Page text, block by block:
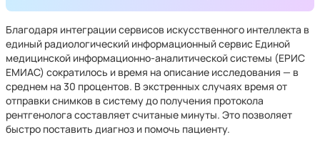
Благодаря интеграции сервисов искусственного интеллекта в
единый радиологический информационный сервис Единой
медицинской информационно-аналитической системы (ЕРИС
ЕМИАС) сократилось и время на описание исследования — в
среднем на 30 процентов. В экстренных случаях время от
отправки снимков в систему до получения протокола
рентгенолога составляет считаные минуты. Это позволяет
быстро поставить диагноз и помочь пациенту.